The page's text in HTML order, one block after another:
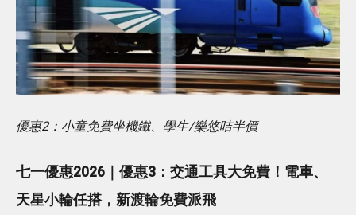
優惠2：小童免費坐機鐵、學生/樂悠咭半價
七一優惠2026｜優惠3：交通工具大免費！電車、
天星小輪任搭，新渡輪免費派飛